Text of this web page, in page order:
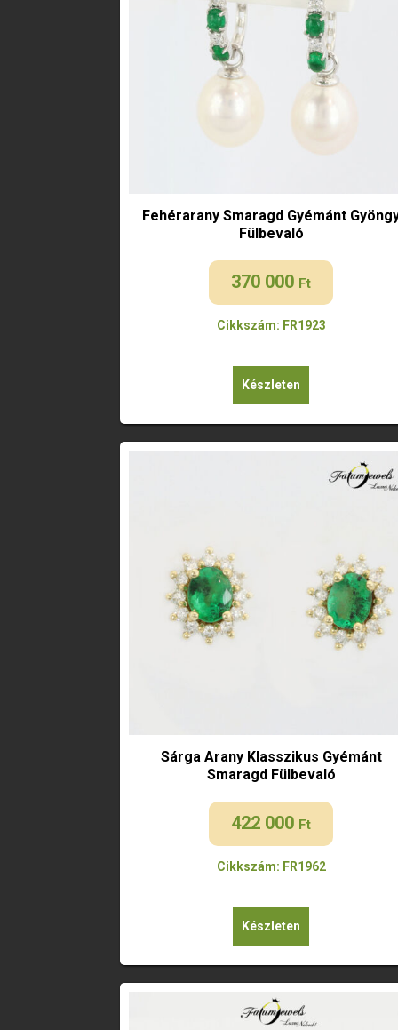
Fehérarany Smaragd Gyémánt
Fülbevaló
370 000 Ft
Cikkszám: FR1923
Készleten
Sárga Arany Klasszikus Gyémánt
Smaragd Fülbevaló
422 000 Ft
Cikkszám: FR1962
Készleten